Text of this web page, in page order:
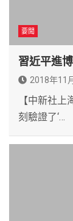
要聞
習近平進
2018年11
【中新社
刻驗證了‘…